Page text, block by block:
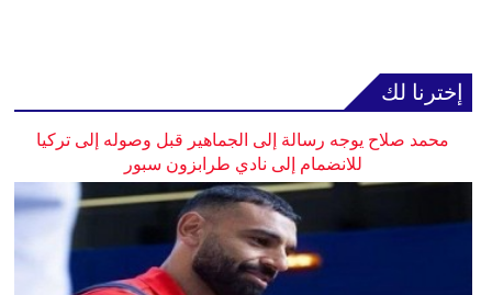
إخترنا لك
محمد صلاح يوجه رسالة إلى الجماهير قبل وصوله إلى تركيا
للانضمام إلى نادي طرابزون سبور